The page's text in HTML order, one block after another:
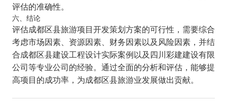
评估的准确性。
六、结论
评估成都区县旅游项目开发策划方案的可行性，需要综合
考虑市场因素、资源因素、财务因素以及风险因素，并结
合成都区县建设工程设计实际案例以及四川彩建建设有限
公司等专业公司的经验。通过全面的分析和评估，能够提
高项目的成功率，为成都区县旅游业发展做出贡献。